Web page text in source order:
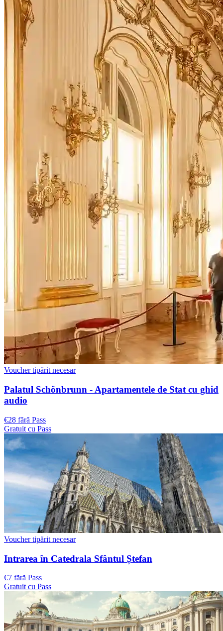
Voucher tipărit necesar
Palatul Schönbrunn - Apartamentele de Stat cu ghid
audio
€28 fără Pass
Gratuit cu Pass
Voucher tipărit necesar
Intrarea în Catedrala Sfântul Ștefan
€7 fără Pass
Gratuit cu Pass